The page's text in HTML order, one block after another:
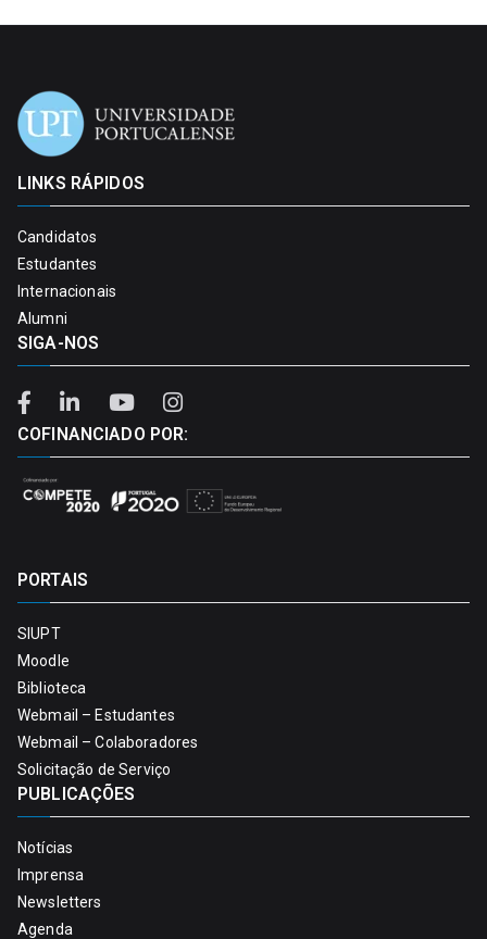
LINKS RÁPIDOS
Candidatos
Estudantes
Internacionais
Alumni
SIGA-NOS
COFINANCIADO POR:
PORTAIS
SIUPT
Moodle
Biblioteca
Webmail – Estudantes
Webmail – Colaboradores
Solicitação de Serviço
PUBLICAÇÕES
Notícias
Imprensa
Newsletters
Agenda